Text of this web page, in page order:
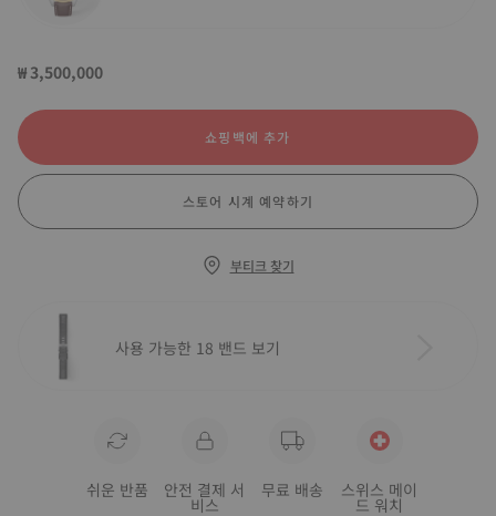
₩ 3,500,000
쇼핑백에 추가
스토어 시계 예약하기
부티크 찾기
사용 가능한 18 밴드 보기
쉬운 반품 안전 결제 서
비스
무료 배송 스위스 메이
드 워치